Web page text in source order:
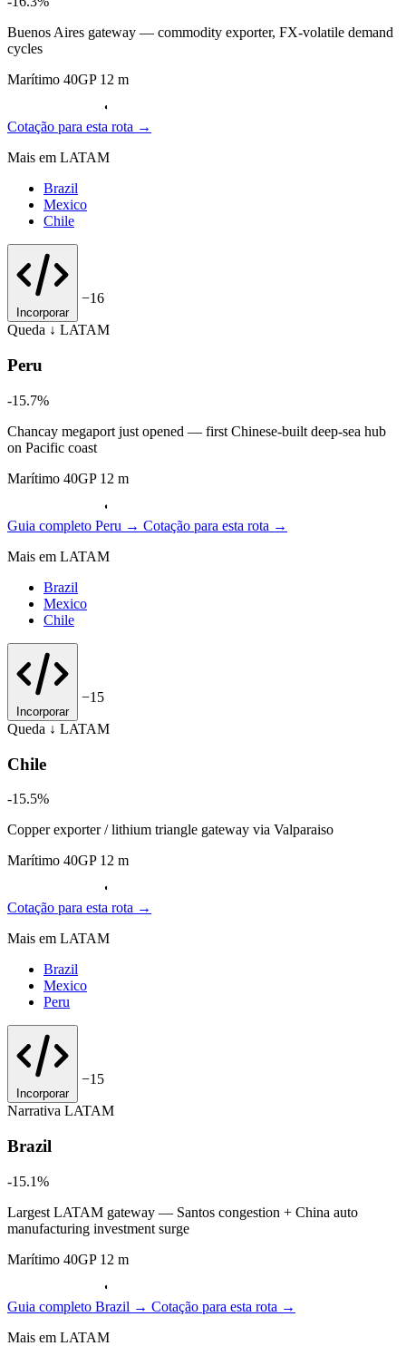
Buenos Aires gateway — commodity exporter, FX-volatile demand
cycles
Marítimo 40GP 12 m
Cotação para esta rota →
Mais em LATAM
Brazil
Mexico
Chile
Incorporar
−16
Queda ↓ LATAM
Peru
-15.7%
Chancay megaport just opened — first Chinese-built deep-sea hub
on Pacific coast
Marítimo 40GP 12 m
Guia completo Peru → Cotação para esta rota →
Mais em LATAM
Brazil
Mexico
Chile
Incorporar
−15
Queda ↓ LATAM
Chile
-15.5%
Copper exporter / lithium triangle gateway via Valparaiso
Marítimo 40GP 12 m
Cotação para esta rota →
Mais em LATAM
Brazil
Mexico
Peru
Incorporar
−15
Narrativa LATAM
Brazil
-15.1%
Largest LATAM gateway — Santos congestion + China auto
manufacturing investment surge
Marítimo 40GP 12 m
Guia completo Brazil → Cotação para esta rota →
Mais em LATAM